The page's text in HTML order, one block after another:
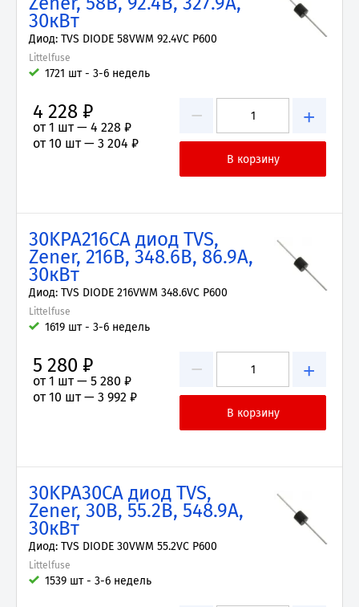
30кВт
Диод: TVS DIODE 58VWM 92.4VC P600
Littelfuse
1721 шт - 3-6 недель
− +
4 228 ₽
от 1 шт — 4 228 ₽
от 10 шт — 3 204 ₽
30KPA216CA диод TVS,
Zener, 216В, 348.6В, 86.9А,
30кВт
Диод: TVS DIODE 216VWM 348.6VC P600
Littelfuse
1619 шт - 3-6 недель
− +
5 280 ₽
от 1 шт — 5 280 ₽
от 10 шт — 3 992 ₽
30KPA30CA диод TVS,
Zener, 30В, 55.2В, 548.9А,
30кВт
Диод: TVS DIODE 30VWM 55.2VC P600
Littelfuse
1539 шт - 3-6 недель